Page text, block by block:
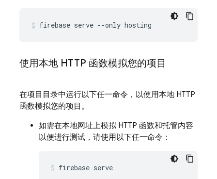
firebase serve --only hosting
使用本地 HTTP 函数模拟您的项目
在项目目录中运行以下任一命令，以使用本地 HTTP
函数模拟您的项目。
如需在本地网址上模拟 HTTP 函数和托管内容
以便进行测试，请使用以下任一命令：
firebase serve